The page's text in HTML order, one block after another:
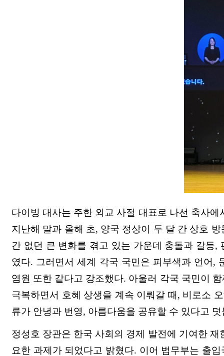
다이빙 대사는 주한 외교 사절 대표로 나선 축사
지난해 말과 올해 초, 양국 정상이 두 달 간 상호
간 없던 큰 변화를 겪고 있는 가운데 충돌과 갈등
였다. 그러면서 세계 각국 국민은 피부색과 언어,
염원 또한 같다고 강조했다. 아울러 각국 국민이
극복하면서 호혜 상생을 계속 이뤄갈 때, 비로소
류가 안녕과 번영, 아름다움을 공유할 수 있다고 덧
정성호 장관은 한국 사회의 경제 발전에 기여한
요한 과제가 되었다고 밝혔다. 이어 법무부는 출